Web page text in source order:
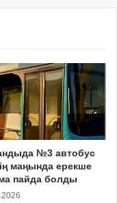
№3 автобус
маңында ерекше
пайда болды